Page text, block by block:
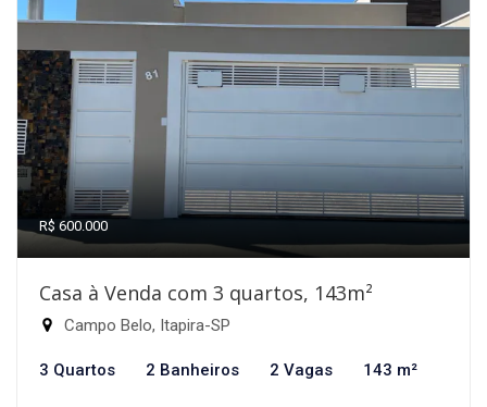
R$ 600.000
Casa à Venda com 3 quartos, 143m²
Campo Belo, Itapira-SP
3 Quartos 2 Banheiros 2 Vagas 143 m²